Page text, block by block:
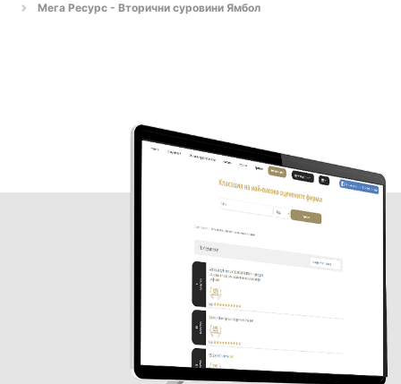
Мега Ресурс - Вторични суровини Ямбол